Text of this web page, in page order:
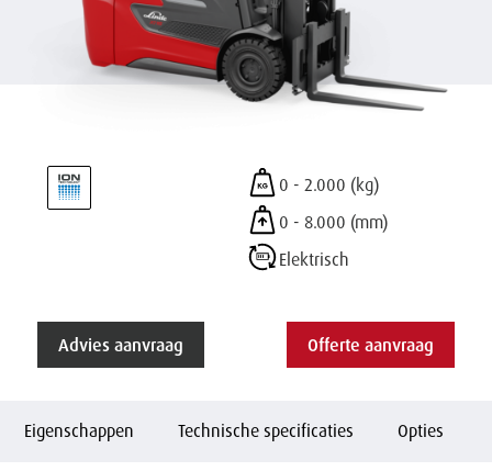
0 - 2.000 (kg)
0 - 8.000 (mm)
Elektrisch
Advies aanvraag Offerte aanvraag
Eigenschappen Technische specificaties Opties